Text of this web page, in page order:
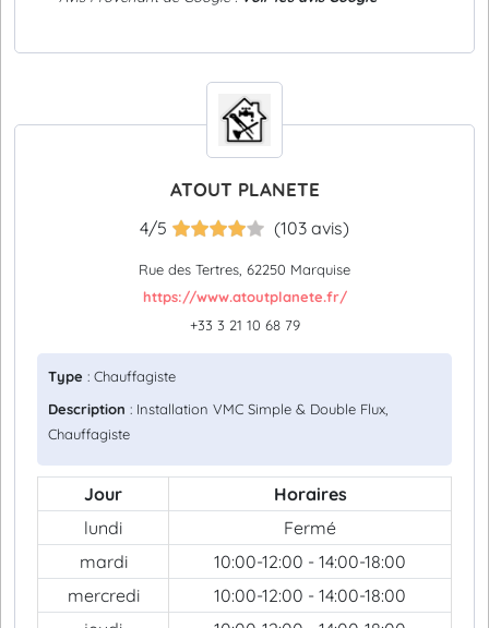
ATOUT PLANETE
4/5 (103 avis)
Rue des Tertres, 62250 Marquise
https://www.atoutplanete.fr/
+33 3 21 10 68 79
Type : Chauffagiste
Description : Installation VMC Simple & Double Flux,
Chauffagiste
Jour
Horaires
lundi
Fermé
mardi
10:00-12:00 - 14:00-18:00
mercredi
10:00-12:00 - 14:00-18:00